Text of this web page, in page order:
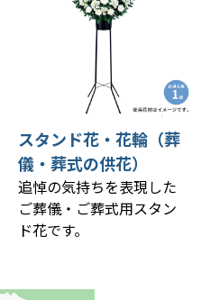
スタンド花・花輪（葬
儀・葬式の供花）
追悼の気持ちを表現した
ご葬儀・ご葬式用スタン
ド花です。